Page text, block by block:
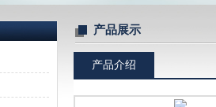
产品展示
产品介绍